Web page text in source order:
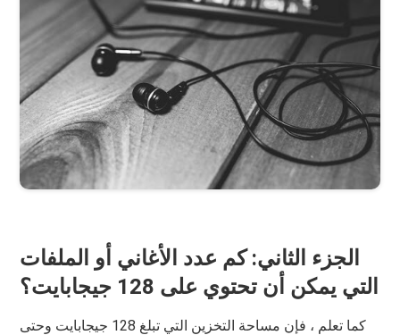
الجزء الثاني: كم عدد الأغاني أو الملفات
التي يمكن أن تحتوي على 128 جيجابايت؟
كما تعلم ، فإن مساحة التخزين التي تبلغ 128 جيجابايت وحتى